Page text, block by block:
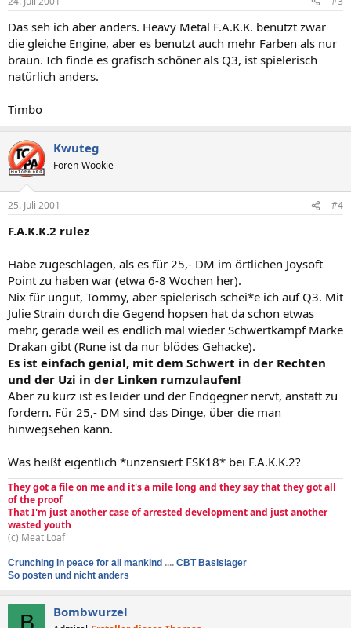
Das seh ich aber anders. Heavy Metal F.A.K.K. benutzt zwar
die gleiche Engine, aber es benutzt auch mehr Farben als nur
braun. Ich finde es grafisch schöner als Q3, ist spielerisch
natürlich anders.
Timbo
Kwuteg
Foren-Wookie
25. Juli 2001 #4
F.A.K.K.2 rulez
Habe zugeschlagen, als es für 25,- DM im örtlichen Joysoft
Point zu haben war (etwa 6-8 Wochen her).
Nix für ungut, Tommy, aber spielerisch schei*e ich auf Q3. Mit
Julie Strain durch die Gegend hopsen hat da schon etwas
mehr, gerade weil es endlich mal wieder Schwertkampf Marke
Drakan gibt (Rune ist da nur blödes Gehacke).
Es ist einfach genial, mit dem Schwert in der Rechten
und der Uzi in der Linken rumzulaufen!
Aber zu kurz ist es leider und der Endgegner nervt, anstatt zu
fordern. Für 25,- DM sind das Dinge, über die man
hinwegsehen kann.
Was heißt eigentlich *unzensiert FSK18* bei F.A.K.K.2?
They got a file on me and it's a mile long and they say that they got all
of the proof
That I'm just another case of arrested development and just another
wasted youth
(c) Meat Loaf
Crunching in peace for all mankind .... CBT Basislager
So posten und nicht anders
B Bombwurzel